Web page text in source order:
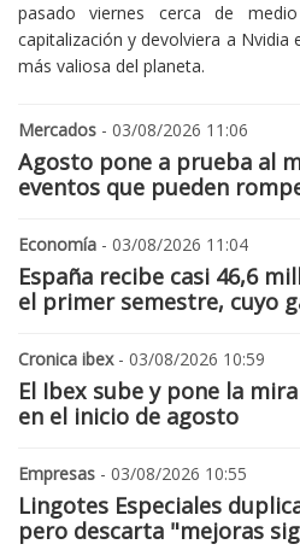
pasado viernes cerca de
capitalización y devolviera a
más valiosa del planeta.
Mercados - 03/08/2026 11:06
Agosto pone a prueba al
eventos que pueden
Economía - 03/08/2026 11:04
España recibe casi 46,6
el primer semestre, cuyo
Cronica ibex- 03/08/2026 10:59
El Ibex sube y pone la
en el inicio de agosto
Empresas - 03/08/2026 10:55
Lingotes Especiales
pero descarta "mejoras